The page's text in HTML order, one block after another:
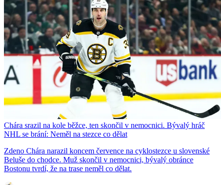
Chára srazil na kole běžce, ten skončil v nemocnici. Bývalý hráč
NHL se brání: Neměl na stezce co dělat
Zdeno Chára narazil koncem července na cyklostezce u slovenské
Beluše do chodce. Muž skončil v nemocnici, bývalý obránce
Bostonu tvrdí, že na trase neměl co dělat.